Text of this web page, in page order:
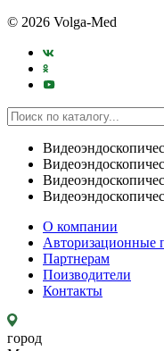
© 2026 Volga-Med
О компании
Авторизационные
Партнерам
Поизводители
Контакты
город